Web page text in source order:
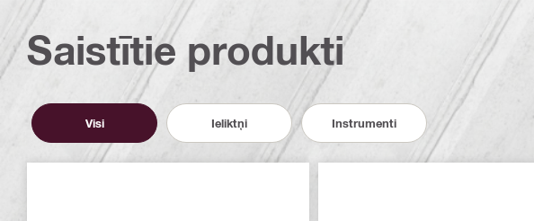
Saistītie produkti
Visi Ieliktņi Instrumenti